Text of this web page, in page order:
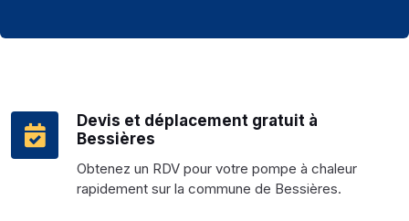
Devis et déplacement gratuit à
Bessières
Obtenez un RDV pour votre pompe à chaleur
rapidement sur la commune de Bessières.